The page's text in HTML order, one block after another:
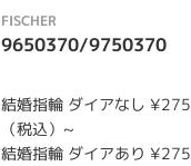
FISCHER
9650370/9750370
結婚指輪 ダイアなし
（税込）~
結婚指輪 ダイアあり